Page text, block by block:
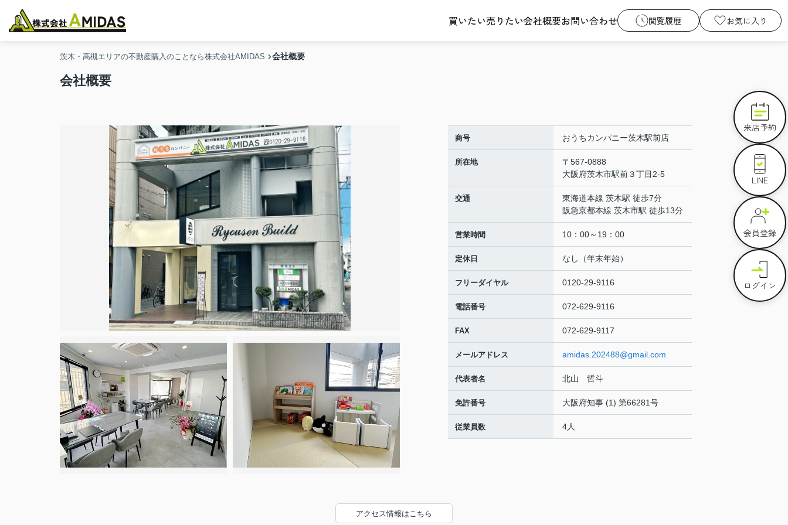
買いたい売りたい会社概要お問い合わせ 閲覧履歴 お気に入り
茨木・高槻エリアの不動産購入のことなら株式会社AMIDAS 会社概要
会社概要
商号 おうちカンパニー茨木駅前店
所在地
〒567-0888
大阪府茨木市駅前３丁目2-5
交通
東海道本線 茨木駅 徒歩7分
阪急京都本線 茨木市駅 徒歩13分
営業時間 10：00～19：00
定休日 なし（年末年始）
フリーダイヤル 0120-29-9116
電話番号 072-629-9116
FAX 072-629-9117
メールアドレス amidas.202488@gmail.com
代表者名 北山 哲斗
免許番号 大阪府知事 (1) 第66281号
従業員数 4人
アクセス情報はこちら
来店予約
LINE
会員登録
ログイン